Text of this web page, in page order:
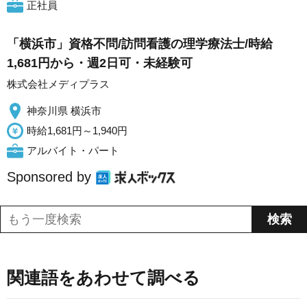
正社員
「横浜市」資格不問/訪問看護の理学療法士/時給
1,681円から・週2日可・未経験可
株式会社メディプラス
神奈川県 横浜市
時給1,681円～1,940円
アルバイト・パート
Sponsored by
関連語をあわせて調べる